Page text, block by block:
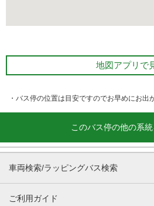
地図アプリで
・バス停の位置は目安ですのでお早めにお出
このバス停の他の系
車両検索/ラッピングバス検索
ご利用ガイド